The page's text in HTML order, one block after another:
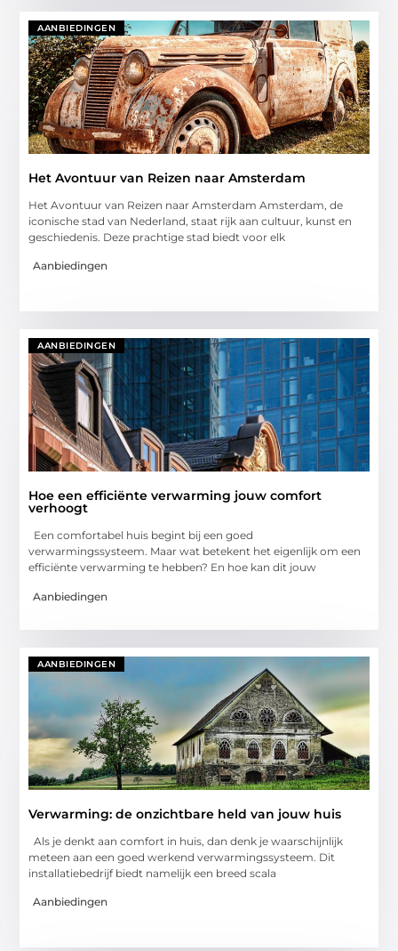
AANBIEDINGEN
Het Avontuur van Reizen naar Amsterdam
Het Avontuur van Reizen naar Amsterdam Amsterdam, de
iconische stad van Nederland, staat rijk aan cultuur, kunst en
geschiedenis. Deze prachtige stad biedt voor elk
Aanbiedingen
AANBIEDINGEN
Hoe een efficiënte verwarming jouw comfort
verhoogt
Een comfortabel huis begint bij een goed
verwarmingssysteem. Maar wat betekent het eigenlijk om een
efficiënte verwarming te hebben? En hoe kan dit jouw
Aanbiedingen
AANBIEDINGEN
Verwarming: de onzichtbare held van jouw huis
Als je denkt aan comfort in huis, dan denk je waarschijnlijk
meteen aan een goed werkend verwarmingssysteem. Dit
installatiebedrijf biedt namelijk een breed scala
Aanbiedingen